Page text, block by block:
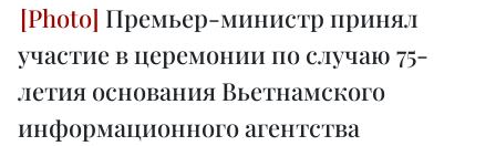
Премьер-министр принял
участие в церемонии по случаю 75-
летия основания Вьетнамского
информационного агентства